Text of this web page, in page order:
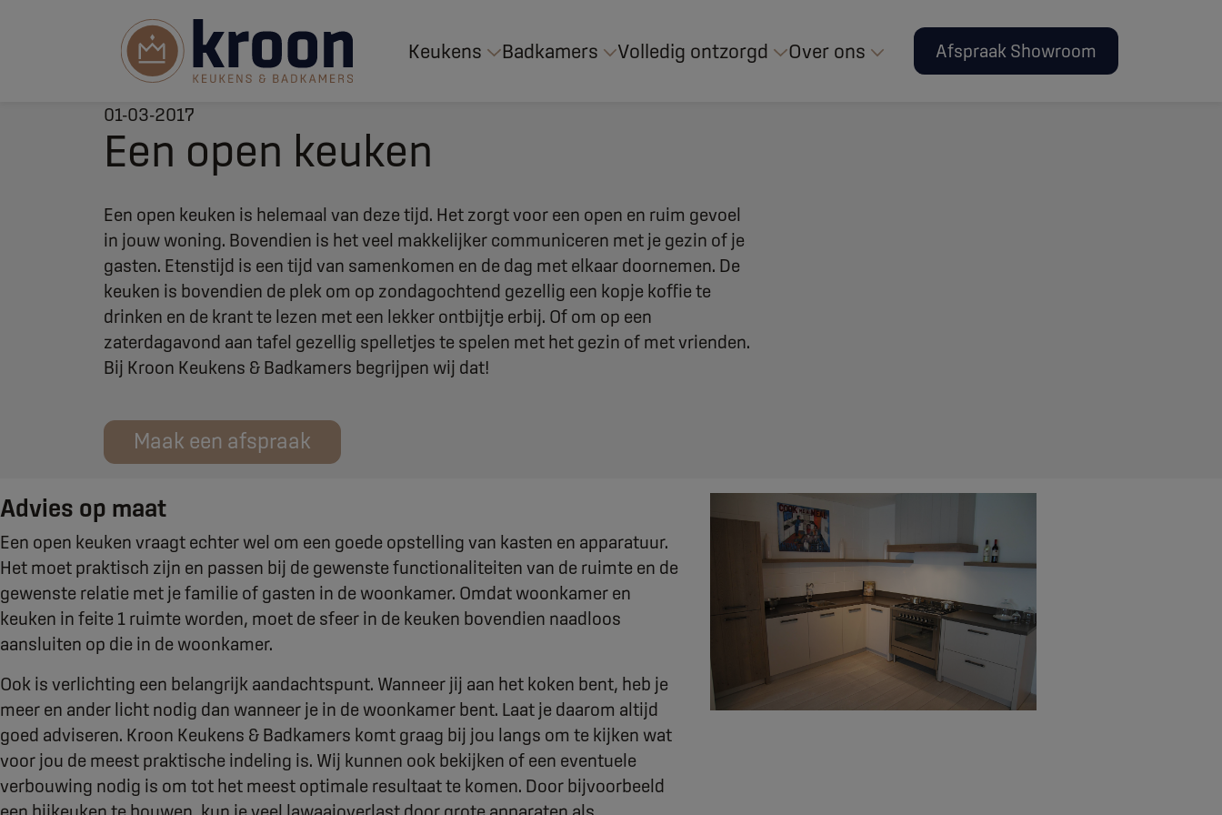
Keukens Badkamers Volledig ontzorgd Over ons Afspraak Showroom
01-03-2017
Een open keuken
Een open keuken is helemaal van deze tijd. Het zorgt voor een open en ruim gevoel
in jouw woning. Bovendien is het veel makkelijker communiceren met je gezin of je
gasten. Etenstijd is een tijd van samenkomen en de dag met elkaar doornemen. De
keuken is bovendien de plek om op zondagochtend gezellig een kopje koffie te
drinken en de krant te lezen met een lekker ontbijtje erbij. Of om op een
zaterdagavond aan tafel gezellig spelletjes te spelen met het gezin of met vrienden.
Bij Kroon Keukens & Badkamers begrijpen wij dat!
Maak een afspraak
Advies op maat
Een open keuken vraagt echter wel om een goede opstelling van kasten en apparatuur.
Het moet praktisch zijn en passen bij de gewenste functionaliteiten van de ruimte en de
gewenste relatie met je familie of gasten in de woonkamer. Omdat woonkamer en
keuken in feite 1 ruimte worden, moet de sfeer in de keuken bovendien naadloos
aansluiten op die in de woonkamer.
Ook is verlichting een belangrijk aandachtspunt. Wanneer jij aan het koken bent, heb je
meer en ander licht nodig dan wanneer je in de woonkamer bent. Laat je daarom altijd
goed adviseren. Kroon Keukens & Badkamers komt graag bij jou langs om te kijken wat
voor jou de meest praktische indeling is. Wij kunnen ook bekijken of een eventuele
verbouwing nodig is om tot het meest optimale resultaat te komen. Door bijvoorbeeld